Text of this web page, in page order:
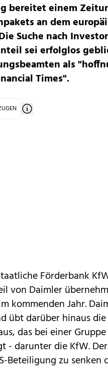
bereitet einem
an dem
Suche nach
sei erfolglos
als
Times".
Förderbank
von Daimler
kommenden Jahr.
übt darüber hinaus
das bei einer
- darunter die KfW.
Beteiligung zu senken